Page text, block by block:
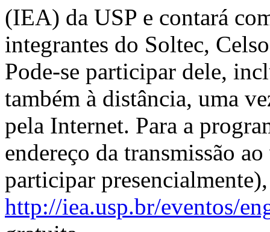
(IEA) da USP e contará
integrantes do Soltec,
Pode-se participar dele,
também à distância, uma
pela Internet. Para a
endereço da transmissão
participar
http://iea.usp.br/eventos/